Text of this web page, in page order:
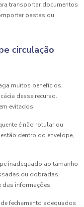
transportar documentos
pastas ou
circulação
muitos benefícios,
desse recurso.
evitados:
é não rotular ou
dentro do envelope,
inadequado ao tamanho
ou dobradas,
das informações.
fechamento adequados